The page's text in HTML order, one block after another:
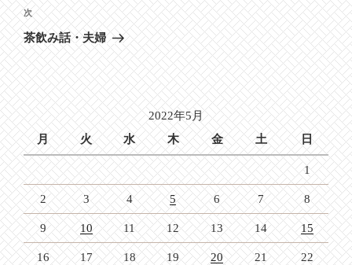
ビ
ゲ
ー
シ
ョ
ン
稿
次
の
投
稿
次
茶飲み話・夫婦
2022年5月
月
火 水 木 金 土 日
1
2 3 4 5 6 7 8
9 10 11 12 13 14 15
16 17 18 19 20 21 22